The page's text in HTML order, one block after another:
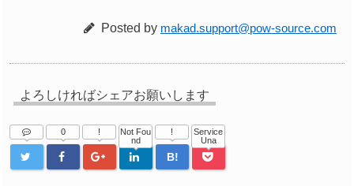
Posted by makad.support@pow-source.com
よろしければシェアお願いします
0 !
Not Fou
nd
B!
!
Service
Una